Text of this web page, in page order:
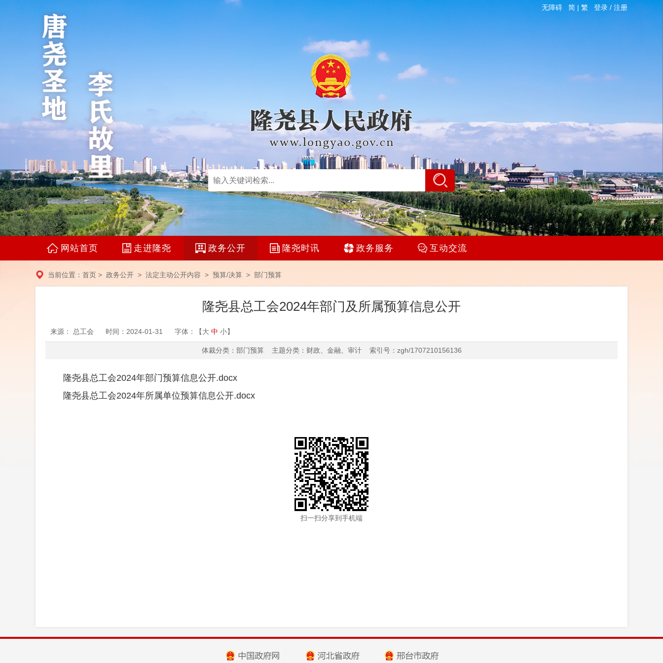
无障碍 简 |繁 登录/ 注册
网站首页 走进隆尧 政务公开 隆尧时讯 政务服务 互动交流
当前位置： 首页 > 政务公开 > 法定主动公开内容 > 预算/决算 > 部门预算
隆尧县总工会2024年部门及所属预算信息公开
来源： 总工会 时间：2024-01-31 字体：【大 中 小】
体裁分类：部门预算 主题分类：财政、金融、审计 索引号：zgh/1707210156136
隆尧县总工会2024年部门预算信息公开.docx
隆尧县总工会2024年所属单位预算信息公开.docx
扫一扫分享到手机端